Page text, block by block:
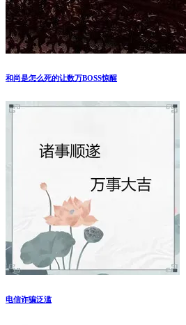
和尚是怎么死的让数万BOSS惊醒
电信诈骗泛滥